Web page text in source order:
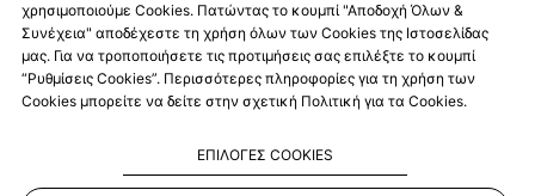
ΑΚΟΛΟΥΘΗΣΤΕ ΜΑΣ
χρησιμοποιούμε Cookies. Πατώντας το κουμπί "Αποδοχή Όλων &
Συνέχεια" αποδέχεστε τη χρήση όλων των Cookies της Ιστοσελίδας
μας. Για να τροποποιήσετε τις προτιμήσεις σας επιλέξτε το κουμπί
“Ρυθμίσεις Cookies”. Περισσότερες πληροφορίες για τη χρήση των
Cookies μπορείτε να δείτε στην σχετική Πολιτική για τα Cookies.
ΕΠΙΛΟΓΕΣ COOKIES